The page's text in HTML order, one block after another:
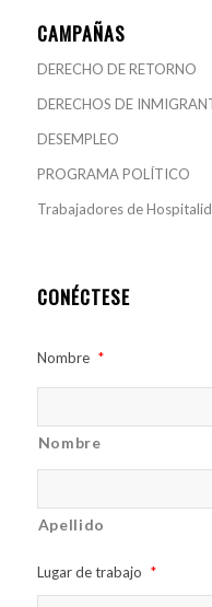
CAMPAÑAS
DERECHO DE RETORNO
DERECHOS DE
DESEMPLEO
PROGRAMA POLÍTICO
Trabajadores de
CONÉCTESE
Nombre *
Nombre
Apellido
Lugar de trabajo *